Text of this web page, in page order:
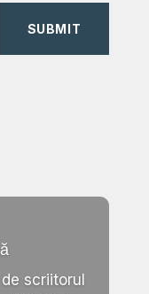
SUBMIT
scriitorul